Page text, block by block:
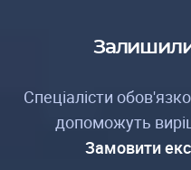
Спеціалісти
допоможуть
Замовити